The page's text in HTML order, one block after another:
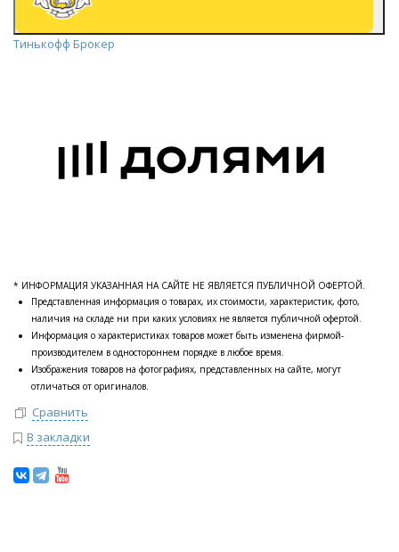
Тинькофф Брокер
* ИНФОРМАЦИЯ УКАЗАННАЯ НА САЙТЕ НЕ ЯВЛЯЕТСЯ ПУБЛИЧНОЙ ОФЕРТОЙ.
Представленная информация о товарах, их стоимости, характеристик, фото,
наличия на складе ни при каких условиях не является публичной офертой.
Информация о характеристиках товаров может быть изменена фирмой-
производителем в одностороннем порядке в любое время.
Изображения товаров на фотографиях, представленных на сайте, могут
отличаться от оригиналов.
Сравнить
В закладки